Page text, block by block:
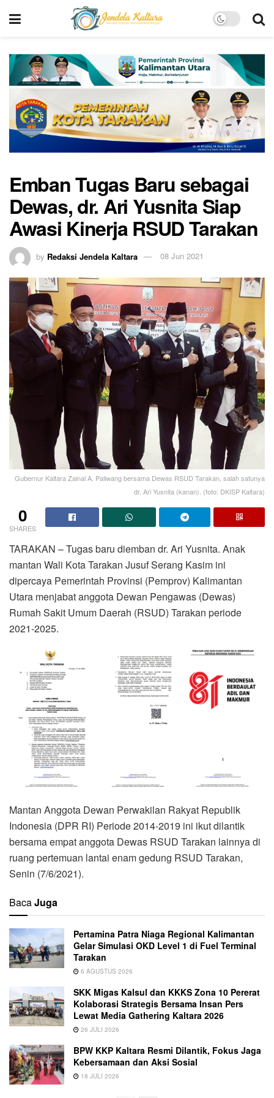
Emban Tugas Baru sebagai
Dewas, dr. Ari Yusnita Siap
Awasi Kinerja RSUD Tarakan
by Redaksi Jendela Kaltara 08 Jun 2021
Gubernur Kaltara Zainal A. Paliwang bersama Dewas RSUD Tarakan, salah satunya
dr. Ari Yusnita (kanan). (foto: DKISP Kaltara)
0
SHARES
TARAKAN – Tugas baru diemban dr. Ari Yusnita. Anak
mantan Wali Kota Tarakan Jusuf Serang Kasim ini
dipercaya Pemerintah Provinsi (Pemprov) Kalimantan
Utara menjabat anggota Dewan Pengawas (Dewas)
Rumah Sakit Umum Daerah (RSUD) Tarakan periode
2021-2025.
Mantan Anggota Dewan Perwakilan Rakyat Republik
Indonesia (DPR RI) Periode 2014-2019 ini ikut dilantik
bersama empat anggota Dewas RSUD Tarakan lainnya di
ruang pertemuan lantai enam gedung RSUD Tarakan,
Senin (7/6/2021).
BacaJuga
Pertamina Patra Niaga Regional Kalimantan
Gelar Simulasi OKD Level 1 di Fuel Terminal
Tarakan
6 AGUSTUS 2026
SKK Migas Kalsul dan KKKS Zona 10 Pererat
Kolaborasi Strategis Bersama Insan Pers
Lewat Media Gathering Kaltara 2026
26 JULI 2026
BPW KKP Kaltara Resmi Dilantik, Fokus Jaga
Kebersamaan dan Aksi Sosial
18 JULI 2026